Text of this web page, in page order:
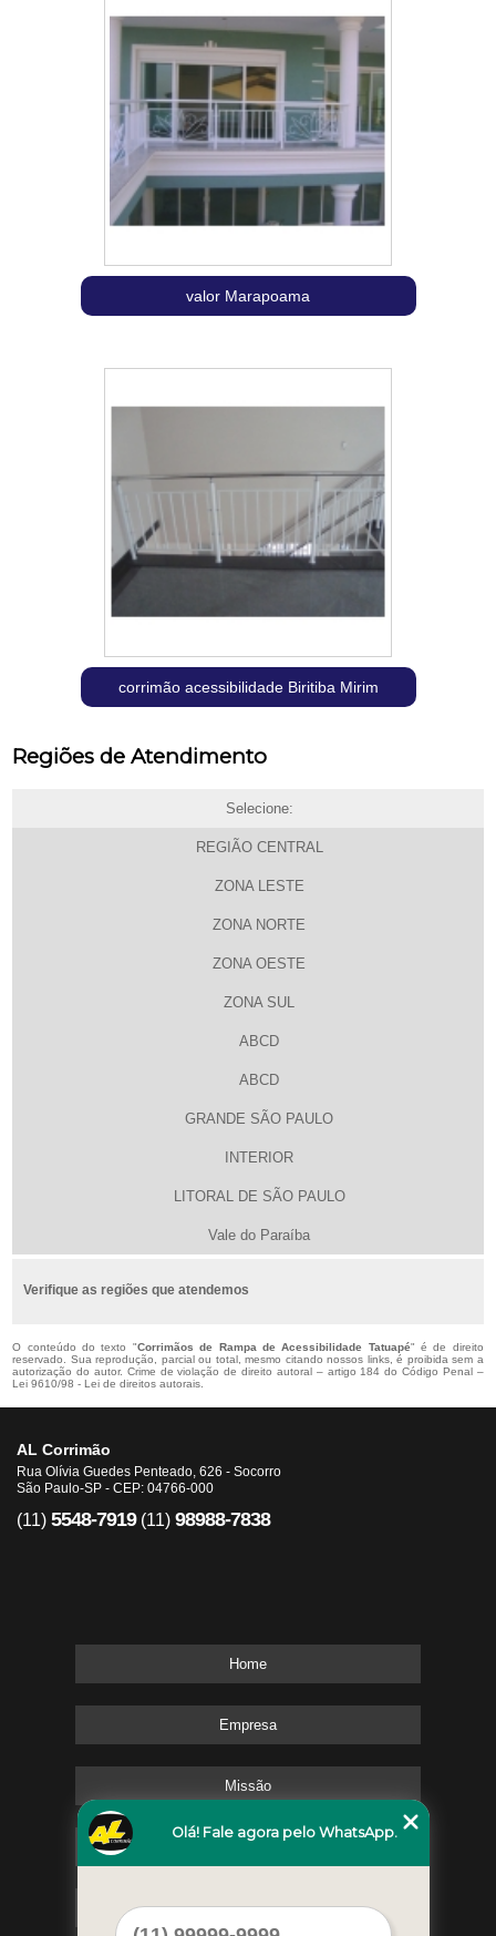
valor Marapoama
corrimão acessibilidade Biritiba Mirim
Regiões de Atendimento
Selecione:
REGIÃO CENTRAL
ZONA LESTE
ZONA NORTE
ZONA OESTE
ZONA SUL
ABCD
ABCD
GRANDE SÃO PAULO
INTERIOR
LITORAL DE SÃO PAULO
Vale do Paraíba
Verifique as regiões que atendemos
O conteúdo do texto "Corrimãos de Rampa de Acessibilidade Tatuapé" é de direito
reservado. Sua reprodução, parcial ou total, mesmo citando nossos links, é proibida sem a
autorização do autor. Crime de violação de direito autoral – artigo 184 do Código Penal –
Lei 9610/98 - Lei de direitos autorais
AL Corrimão
Rua Olívia Guedes Penteado, 626 - Socorro
São Paulo-SP - CEP: 04766-000
(11) 5548-7919 (11) 98988-7838
Home
Empresa
Missão
Contato
Olá! Fale agora pelo WhatsApp.